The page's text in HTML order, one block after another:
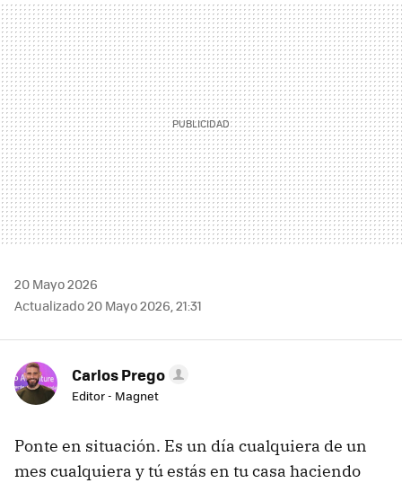
MAIL
20 Mayo 2026
Actualizado 20 Mayo 2026, 21:31
Carlos Prego
Editor - Magnet
Ponte en situación. Es un día cualquiera de un
mes cualquiera y tú estás en tu casa haciendo